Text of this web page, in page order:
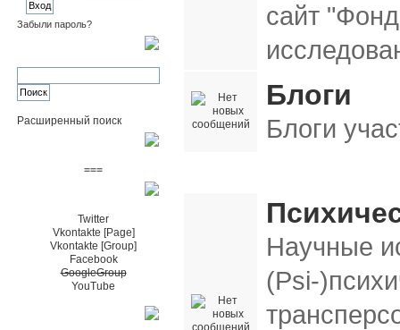
Забыли пароль?
Расширенный поиск
===
Twitter
Vkontakte [Page]
Vkontakte [Group]
Facebook
GoogleGroup
YouTube
сайт
Блоги
Блоги
Научные
(Psi-